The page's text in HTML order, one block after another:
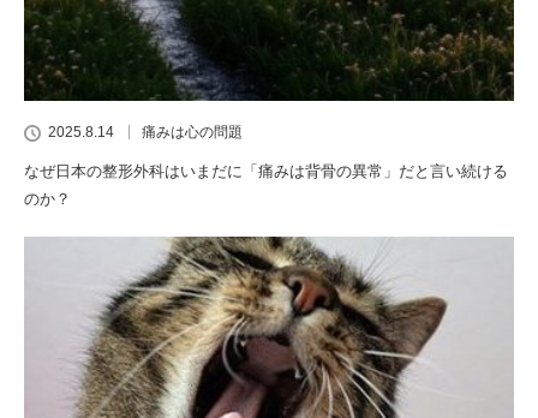
2025.8.14 痛みは心の問題
なぜ日本の整形外科はいまだに「痛みは背骨の異常」だと言い続ける
のか？